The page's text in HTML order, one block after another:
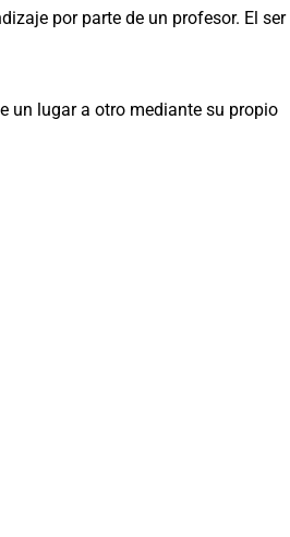
por parte de un profesor. El ser
un lugar a otro mediante su propio